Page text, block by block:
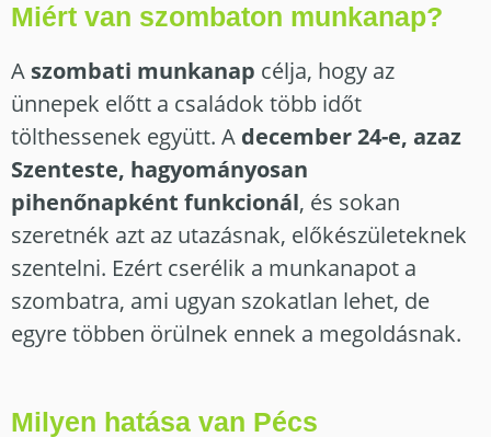
Miért van szombaton munkanap?
A szombati munkanap célja, hogy az
ünnepek előtt a családok több időt
tölthessenek együtt. A december 24-e, azaz
Szenteste, hagyományosan
pihenőnapként funkcionál, és sokan
szeretnék azt az utazásnak, előkészületeknek
szentelni. Ezért cserélik a munkanapot a
szombatra, ami ugyan szokatlan lehet, de
egyre többen örülnek ennek a megoldásnak.
Milyen hatása van Pécs